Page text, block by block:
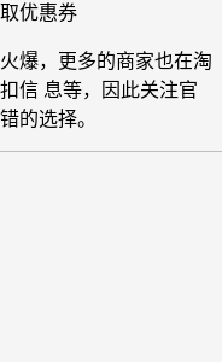
优惠券
，更多的商家也在淘
信 息等，因此关注官
的选择。